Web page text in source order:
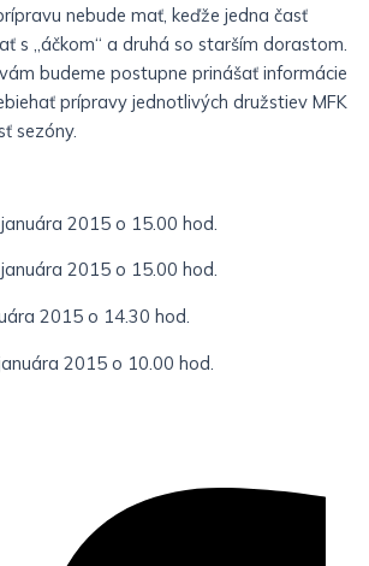
nebude mať, keďže jedna časť
s „áčkom“ a druhá so starším dorastom.
budeme postupne prinášať informácie
prípravy jednotlivých družstiev MFK
sezóny.
2015 o 15.00 hod.
2015 o 15.00 hod.
2015 o 14.30 hod.
2015 o 10.00 hod.